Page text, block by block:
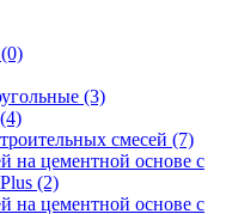
(3)
смесей (7)
на цементной основе с
(2)
на цементной основе с